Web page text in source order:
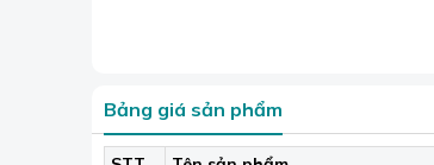
Lớp trên cùng: Là sợ vải làm từ
Lớp giữa: Được làm từ bông băng
năng lượng nhiều hơn vào mùa hè
Bảng giá sản phẩm